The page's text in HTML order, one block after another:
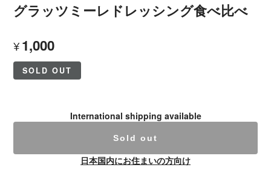
グラッツミーレドレッシング食べ比べ
¥1,000
SOLD OUT
International shipping available
Sold out
日本国内にお住まいの方向け